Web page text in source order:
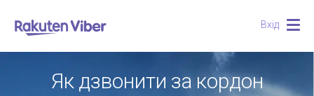
Вхід
Як дзвонити за кордон